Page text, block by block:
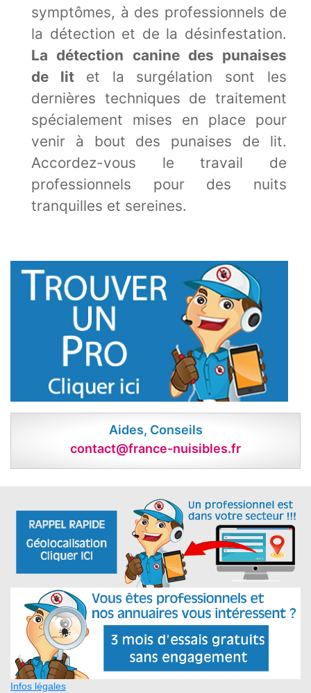
symptômes, à des professionnels de
la détection et de la désinfestation.
La détection canine des punaises
de lit et la surgélation sont les
dernières techniques de traitement
spécialement mises en place pour
venir à bout des punaises de lit.
Accordez-vous le travail de
professionnels pour des nuits
tranquilles et sereines.
Aides, Conseils
contact@france-nuisibles.fr
Infos légales